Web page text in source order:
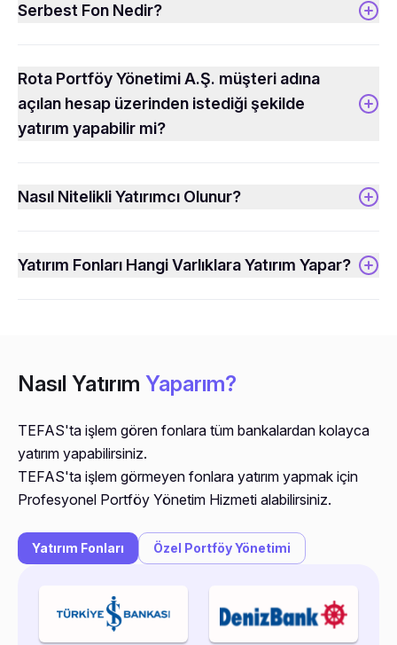
Serbest Fon Nedir?
Rota Portföy Yönetimi A.Ş. müşteri adına
açılan hesap üzerinden istediği şekilde
yatırım yapabilir mi?
Nasıl Nitelikli Yatırımcı Olunur?
Yatırım Fonları Hangi Varlıklara Yatırım Yapar?
Nasıl Yatırım Yaparım?
TEFAS'ta işlem gören fonlara tüm bankalardan kolayca
yatırım yapabilirsiniz.
TEFAS'ta işlem görmeyen fonlara yatırım yapmak için
Profesyonel Portföy Yönetim Hizmeti alabilirsiniz.
Yatırım Fonları Özel Portföy Yönetimi